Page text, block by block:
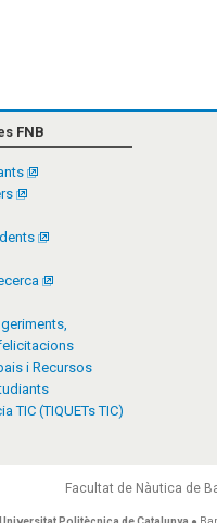
FNB
i Recursos
TIC (TIQUETs TIC)
Facultat de Nàutica de